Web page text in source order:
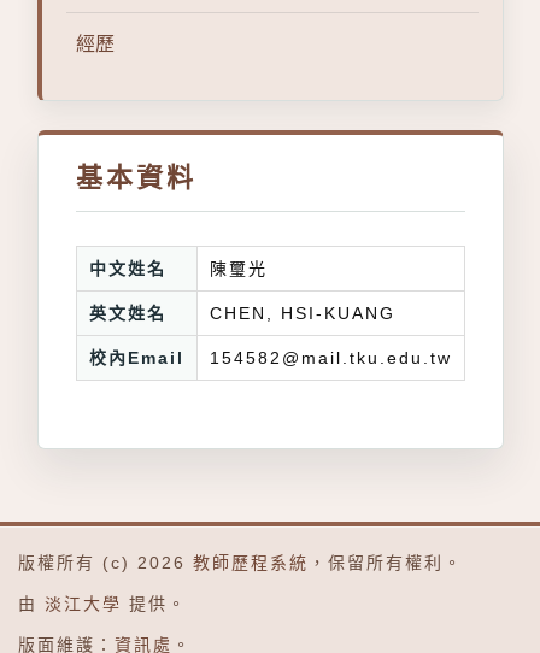
經歷
基本資料
中文姓名 陳璽光
英文姓名 CHEN, HSI-KUANG
校內Email 154582@mail.tku.edu.tw
版權所有 (c) 2026 教師歷程系統 ，保留所有權利。
由 淡江大學 提供。
版面維護： 資訊處 。